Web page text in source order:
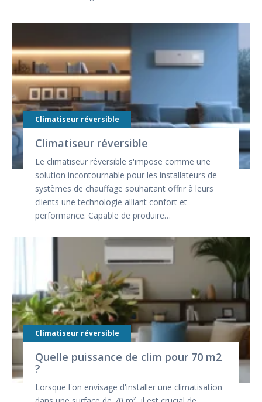
Climatiseur réversible
Climatiseur réversible
Le climatiseur réversible s'impose comme une
solution incontournable pour les installateurs de
systèmes de chauffage souhaitant offrir à leurs
clients une technologie alliant confort et
performance. Capable de produire…
Climatiseur réversible
Quelle puissance de clim pour 70 m2
?
Lorsque l'on envisage d'installer une climatisation